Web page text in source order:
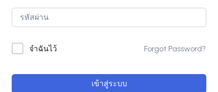
จำฉันไว้ Forgot Password?
เข้าสู่ระบบ